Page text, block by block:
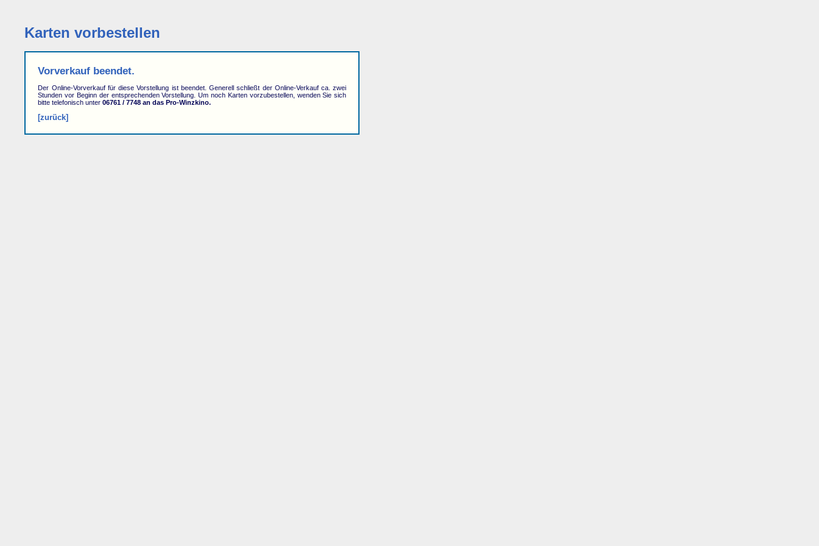
Karten vorbestellen
Vorverkauf beendet.
Der Online-Vorverkauf für diese Vorstellung ist beendet. Generell schließt der Online-Verkauf ca. zwei
Stunden vor Beginn der entsprechenden Vorstellung. Um noch Karten vorzubestellen, wenden Sie sich
bitte telefonisch unter06761 / 7748 an das Pro-Winzkino.
[zurück]